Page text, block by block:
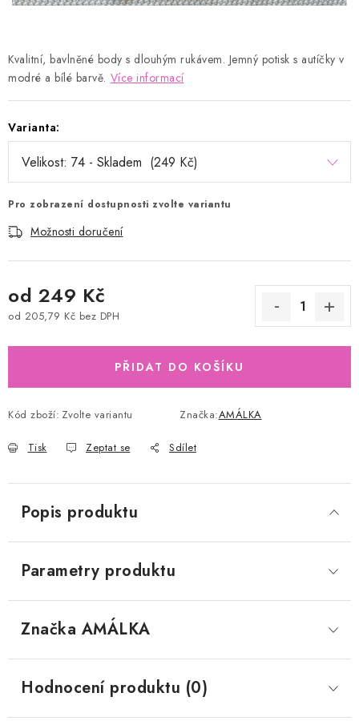
Kvalitní, bavlněné body s dlouhým rukávem. Jemný potisk s autíčky v
modré a bílé barvě. Více informací
Varianta:
Pro zobrazení dostupnosti zvolte variantu
Možnosti doručení
od 249 Kč
od 205,79 Kč bez DPH
PŘIDAT DO KOŠÍKU
Kód zboží: Zvolte variantu Značka:AMÁLKA
Tisk Zeptat se Sdílet
Popis produktu
Parametry produktu
Značka AMÁLKA
Hodnocení produktu (0)